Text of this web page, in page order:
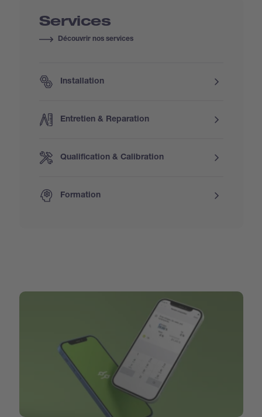
Services
Découvrir nos services
Installation
Entretien & Reparation
Qualification & Calibration
Formation